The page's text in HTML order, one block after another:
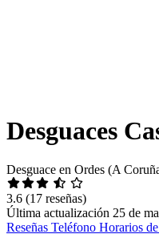
Desguaces
Desguace en Ordes (A
3.6 (17 reseñas)
Última actualización 25 de
Reseñas Teléfono Horarios